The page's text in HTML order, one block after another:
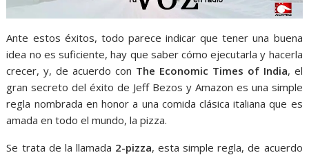
Ante estos éxitos, todo parece indicar que tener una buena
idea no es suficiente, hay que saber cómo ejecutarla y hacerla
crecer, y, de acuerdo con The Economic Times of India, el
gran secreto del éxito de Jeff Bezos y Amazon es una simple
regla nombrada en honor a una comida clásica italiana que es
amada en todo el mundo, la pizza.
Se trata de la llamada 2-pizza, esta simple regla, de acuerdo